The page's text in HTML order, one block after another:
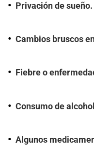
Privación de sueño.
Cambios bruscos
Fiebre o
Consumo de
Algunos